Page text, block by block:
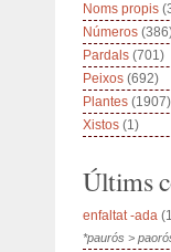
Noms propis
Números
Pardals (701)
Peixos (692)
Plantes (1907)
Xistos (1)
Últims
enfaltat -ada
*paurós >